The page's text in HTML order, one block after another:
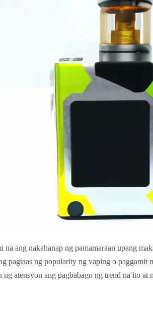
na ang nakahanap ng pamamaraan upang
pagtaas ng popularity ng vaping o paggamit
atensyon ang pagbabago ng trend na ito at